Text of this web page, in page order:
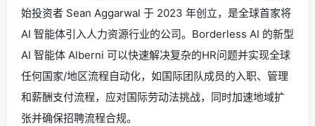
始投资者 Sean Aggarwal 于 2023 年创立，是全球首家将
AI 智能体引入人力资源行业的公司。Borderless AI 的新型
AI 智能体 Alberni 可以快速解决复杂的HR问题并实现全球
任何国家/地区流程自动化，如国际团队成员的入职、管理
和薪酬支付流程，应对国际劳动法挑战，同时加速地域扩
张并确保招聘流程合规。